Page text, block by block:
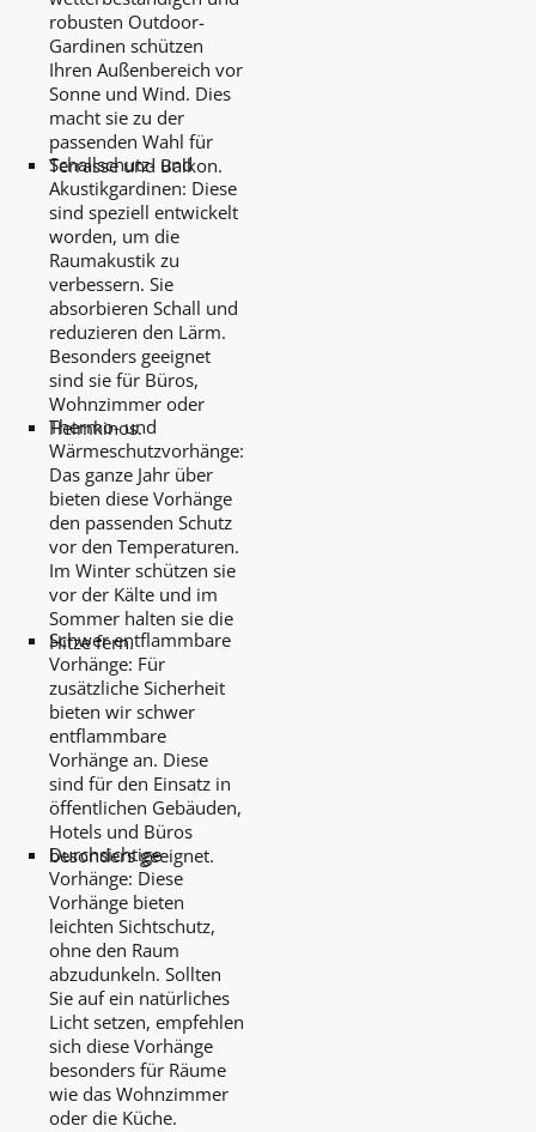
robusten Outdoor-
Gardinen schützen
Ihren Außenbereich vor
Sonne und Wind. Dies
macht sie zu der
passenden Wahl für
Terrasse und Balkon.
Schallschutz- und
Akustikgardinen: Diese
sind speziell entwickelt
worden, um die
Raumakustik zu
verbessern. Sie
absorbieren Schall und
reduzieren den Lärm.
Besonders geeignet
sind sie für Büros,
Wohnzimmer oder
Heimkinos.
Thermo- und
Wärmeschutzvorhänge:
Das ganze Jahr über
bieten diese Vorhänge
den passenden Schutz
vor den Temperaturen.
Im Winter schützen sie
vor der Kälte und im
Sommer halten sie die
Hitze fern.
Schwer entflammbare
Vorhänge: Für
zusätzliche Sicherheit
bieten wir schwer
entflammbare
Vorhänge an. Diese
sind für den Einsatz in
öffentlichen Gebäuden,
Hotels und Büros
besonders geeignet.
Durchsichtige
Vorhänge: Diese
Vorhänge bieten
leichten Sichtschutz,
ohne den Raum
abzudunkeln. Sollten
Sie auf ein natürliches
Licht setzen, empfehlen
sich diese Vorhänge
besonders für Räume
wie das Wohnzimmer
oder die Küche.